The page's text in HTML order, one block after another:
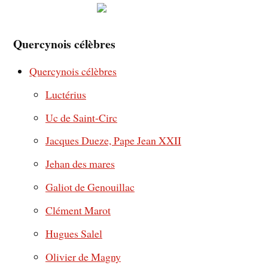
Quercynois célèbres
Quercynois célèbres
Luctérius
Uc de Saint-Circ
Jacques Dueze, Pape Jean XXII
Jehan des mares
Galiot de Genouillac
Clément Marot
Hugues Salel
Olivier de Magny